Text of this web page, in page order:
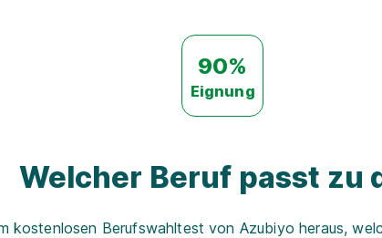
90%
Eignung
Welcher Beruf passt zu
kostenlosen Berufswahltest von Azubiyo heraus,